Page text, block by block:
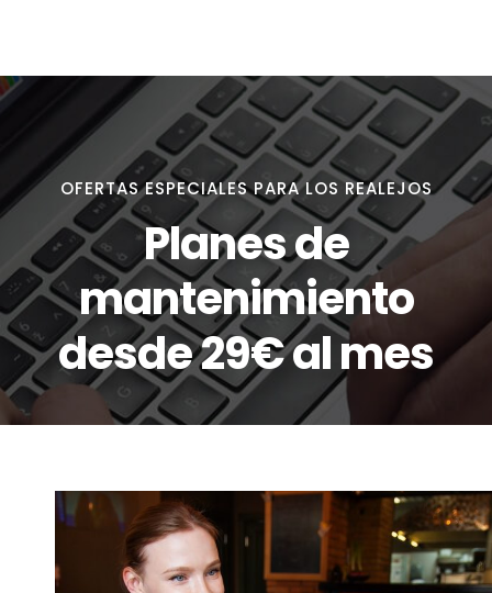
OFERTAS ESPECIALES PARA LOS REALEJOS
Planes de
mantenimiento
desde 29€ al mes